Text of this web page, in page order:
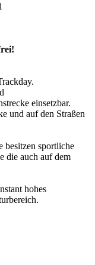
einsetzbar.
und auf den Straßen
sportliche
die auch auf dem
hohes